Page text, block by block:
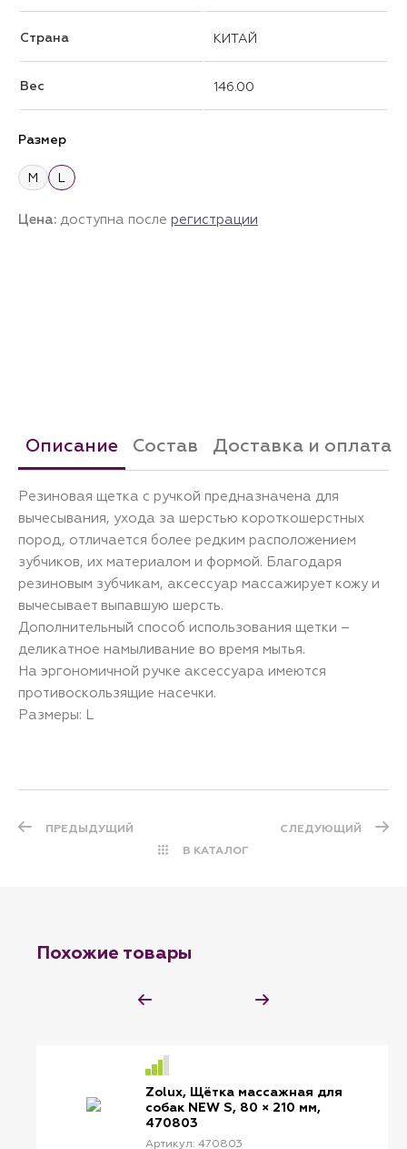
Страна КИТАЙ
Вес 146.00
Размер
M L
Цена: доступна после регистрации
Описание Состав Доставка и оплата
Резиновая щетка с ручкой предназначена для
вычесывания, ухода за шерстью короткошерстных
пород, отличается более редким расположением
зубчиков, их материалом и формой. Благодаря
резиновым зубчикам, аксессуар массажирует кожу и
вычесывает выпавшую шерсть.
Дополнительный способ использования щетки –
деликатное намыливание во время мытья.
На эргономичной ручке аксессуара имеются
противоскользящие насечки.
Размеры: L
ПРЕДЫДУЩИЙ
В КАТАЛОГ
СЛЕДУЮЩИЙ
Похожие товары
Zolux, Щётка массажная для
собак NEW S, 80 × 210 мм,
470803
Артикул: 470803